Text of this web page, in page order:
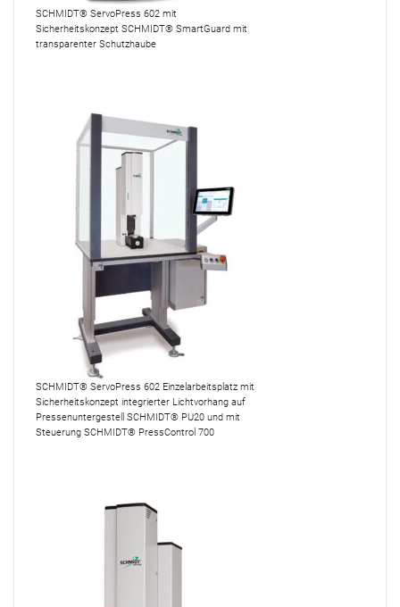
SCHMIDT® ServoPress 602 mit
Sicherheitskonzept SCHMIDT® SmartGuard mit
transparenter Schutzhaube
SCHMIDT® ServoPress 602 Einzelarbeitsplatz mit
Sicherheitskonzept integrierter Lichtvorhang auf
Pressenuntergestell SCHMIDT® PU20 und mit
Steuerung SCHMIDT® PressControl 700